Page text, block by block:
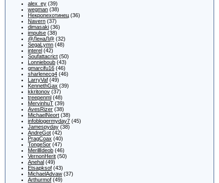
alex_ey (39)
wegman (38)
Некропехотинец (36)
Navern (37)
dimasaki (36)
impulse (38)
@ЛенаЛ@ (32)
SegaLymn (48)
interel (42)
Soufattacrict (50)
Lonnieboub (43)
gmarcifu16 (46)
sharlenecg4 (46)
LarryVaf (49)
KennethGax (39)
kkritonov (37)
treepenml (48)
MervinhuT (39)
AvesRizer (38)
MichaelNeort (38)
infoblogermyday7 (45)
Jamespyday (38)
AndreGot (42)
PragCoax (40)
TongeSor (47)
MerillIdeob (46)
VernonHerit (50)
Anehal (49)
Etsapksof (43)
MichaelAdvaw (37)
Arthurmof (49)